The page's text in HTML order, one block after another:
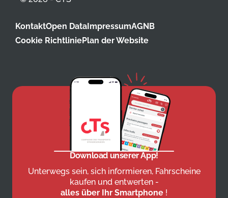
KontaktOpen DataImpressumAGNB
Cookie RichtliniePlan der Website
Download unserer App!
Unterwegs sein, sich informieren, Fahrscheine
kaufen und entwerten -
alles über Ihr Smartphone !